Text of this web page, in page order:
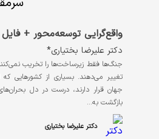
واقع‌گرایی توسعه‌محور +
دکتر علیرضا بختیاری*
جنگ‌ها فقط زیرساخت‌ها را تخریب
تغییر می‌دهند. بسیاری از کشورهایی که
جهان قرار دارند، درست در دل
بازگشت به…
دکتر علیرضا بختیاری